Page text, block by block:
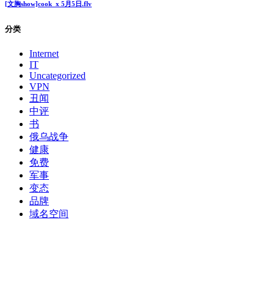
为了买智能手机，13岁少女卖处